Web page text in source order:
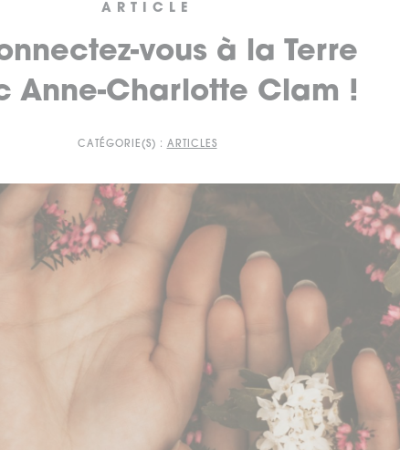
ARTICLE
vous à la Terre
Anne-Charlotte Clam !
CATÉGORIE(S) : ARTICLES